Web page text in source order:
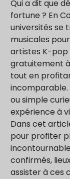
Qui a dit que
fortune ? En
universités se
musicales
artistes K-pop
gratuitement à
tout en
incomparable.
ou simple
expérience à
Dans cet
pour profiter
confirmés,
assister à ces